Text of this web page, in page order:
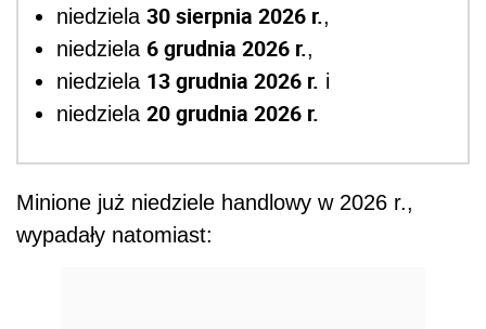
niedziela 30 sierpnia 2026 r.,
niedziela 6 grudnia 2026 r.,
niedziela 13 grudnia 2026 r. i
niedziela 20 grudnia 2026 r.
Minione już niedziele handlowy w 2026 r.,
wypadały natomiast: